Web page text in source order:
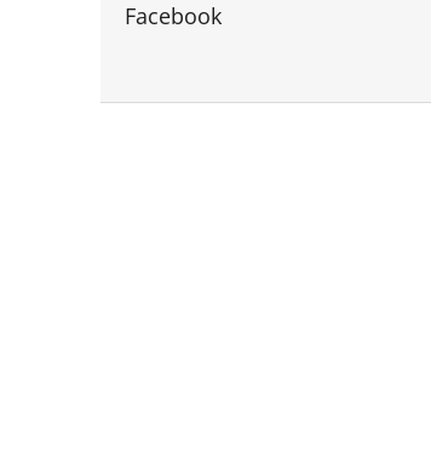
Facebook